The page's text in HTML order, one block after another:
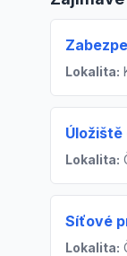
Lokalita:
Úložiště
Lokalita:
Síťové
Lokalita: